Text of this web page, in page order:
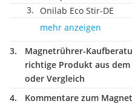
Onilab ‎Eco Stir-DE
mehr anzeigen
Magnetrührer-
richtige Produkt aus
oder Vergleich
Kommentare zum